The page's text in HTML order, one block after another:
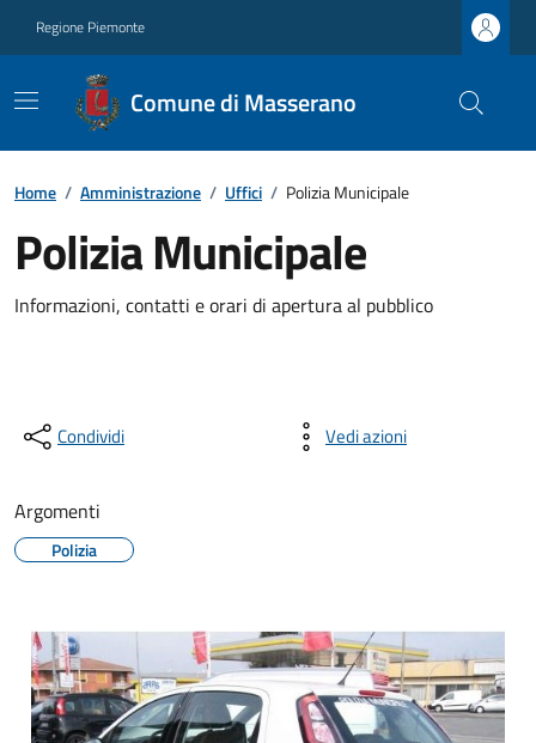
Regione Piemonte
Comune di Masserano
Home / Amministrazione / Uffici / Polizia Municipale
Polizia Municipale
Informazioni, contatti e orari di apertura al pubblico
Condividi Vedi azioni
Argomenti
Polizia